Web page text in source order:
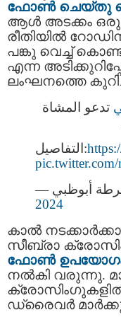
ഫോൺ ചെയ്തു
ആൾ അടക്കം
രീതിയിൽ
പങ്കു വെച്ച്
എന്ന
ലംഘനത്തെ കുറിച്ച്
تدعو المشاة
التفاصيل:
2024
കാൽ
സീബ്രാ
ഫോൺ ഉപയോഗം
നൽകി വരുന്നു.
ഡ്രൈവർ